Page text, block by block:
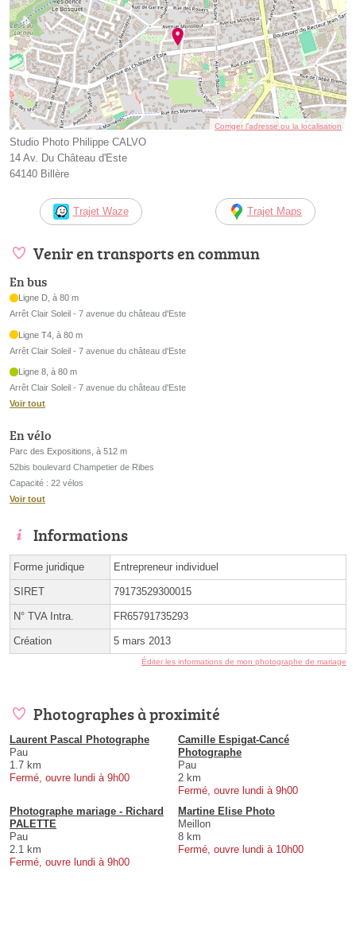
Corriger l’adresse ou la localisation
Studio Photo Philippe CALVO
14 Av. Du Château d'Este
64140 Billère
Trajet Waze Trajet Maps
Venir en transports en commun
En bus
Ligne D, à 80 m
Arrêt Clair Soleil - 7 avenue du château d'Este
Ligne T4, à 80 m
Arrêt Clair Soleil - 7 avenue du château d'Este
Ligne 8, à 80 m
Arrêt Clair Soleil - 7 avenue du château d'Este
Voir tout
En vélo
Parc des Expositions, à 512 m
52bis boulevard Champetier de Ribes
Capacité : 22 vélos
Voir tout
Informations
Forme juridique Entrepreneur individuel
SIRET 79173529300015
N° TVA Intra. FR65791735293
Création 5 mars 2013
Éditer les informations de mon photographe de mariage
Photographes à proximité
Laurent Pascal Photographe
Pau
1.7 km
Fermé, ouvre lundi à 9h00
Camille Espigat-Cancé
Photographe
Pau
2 km
Fermé, ouvre lundi à 9h00
Photographe mariage - Richard
PALETTE
Pau
2.1 km
Fermé, ouvre lundi à 9h00
Martine Elise Photo
Meillon
8 km
Fermé, ouvre lundi à 10h00